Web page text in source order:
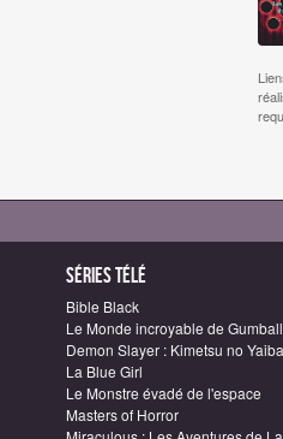
Séries télé
Bible Black
Le Monde incroyable de Gumball
Demon Slayer : Kimetsu no Yaiba
La Blue Girl
Le Monstre évadé de l'espace
Masters of Horror